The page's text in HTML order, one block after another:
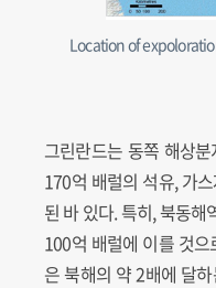
Location of
그린란드는 동쪽 해상
170억 배럴의 석유, 가
된 바 있다. 특히, 북동
100억 배럴에 이를 것
은 북해의 약 2배에 달